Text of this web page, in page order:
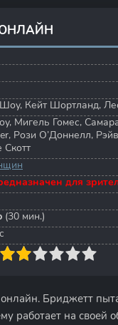
, Кейт Шортланд,
, Мигель Гомес,
, Рози О’Доннелл,
для
(30 мин.)
10
Бриджетт
работает на своей